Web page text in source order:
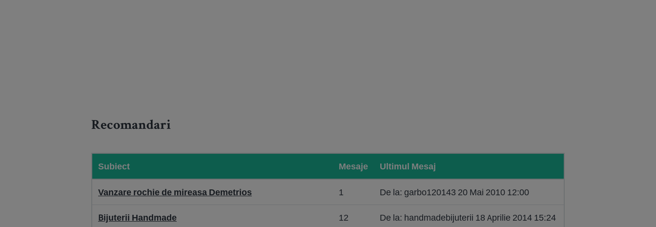
Recomandari
Subiect Mesaje Ultimul Mesaj
Vanzare rochie de mireasa Demetrios 1 De la: garbo120143 20 Mai 2010 12:00
Bijuterii Handmade 12 De la: handmadebijuterii 18 Aprilie 2014 15:24